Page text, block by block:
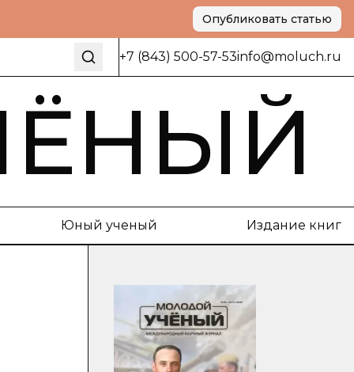
Опубликовать статью
+7 (843) 500-57-53info@moluch.ru
Юный ученый Издание книг